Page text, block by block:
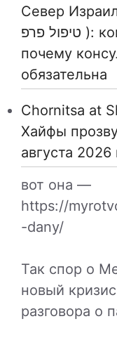
Север
טיפול פרפ ): кому она может подойти и
почему
обязательна
Chornitsa at
Хайфы
августа 2026
вот она —
https://
-dany/
Так спор о
новый
разговора о